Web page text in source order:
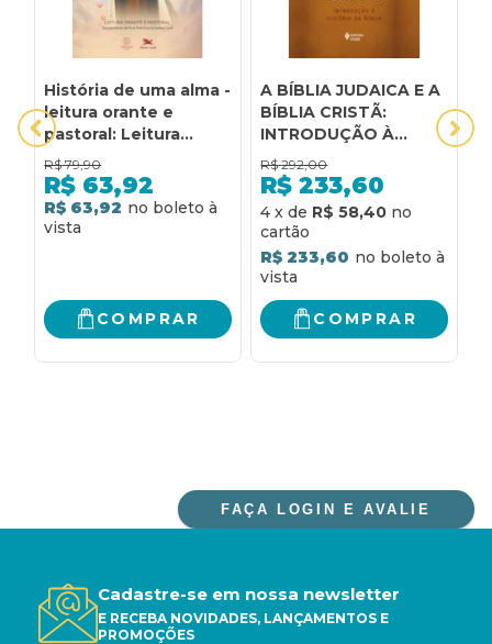
História de uma alma -
leitura orante e
pastoral: Leitura
orante e pastoral
R$ 79,90
R$ 63,92
R$ 63,92
COMPRAR
A BÍBLIA JUDAICA E A
BÍBLIA CRISTÃ:
INTRODUÇÃO À
HISTÓRIA DA BÍBLIA
R$ 292,00
R$ 233,60
4 x de R$ 58,40
R$ 233,60
COMPRAR
FAÇA LOGIN E AVALIE
Cadastre-se em nossa newsletter
E RECEBA NOVIDADES, LANÇAMENTOS E
PROMOÇÕES